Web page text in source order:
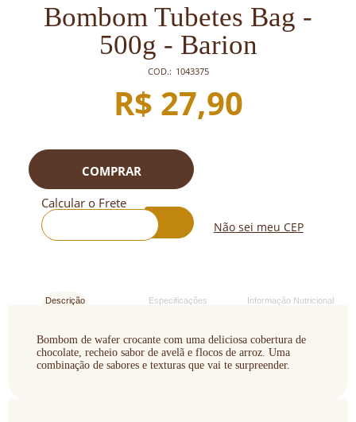
Bombom Tubetes Bag -
500g - Barion
COD.: 1043375
R$ 27,90
COMPRAR
Calcular o Frete
Não sei meu CEP
Descrição Especificações Informação Nutricional
Bombom de wafer crocante com uma deliciosa cobertura de
chocolate, recheio sabor de avelã e flocos de arroz. Uma
combinação de sabores e texturas que vai te surpreender.